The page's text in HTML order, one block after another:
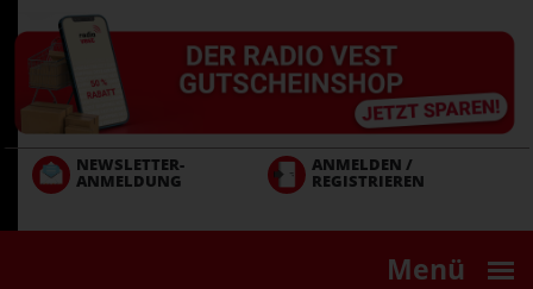
zum
Inhalt
NEWSLETTER-
ANMELDUNG
ANMELDEN /
REGISTRIEREN
Menü